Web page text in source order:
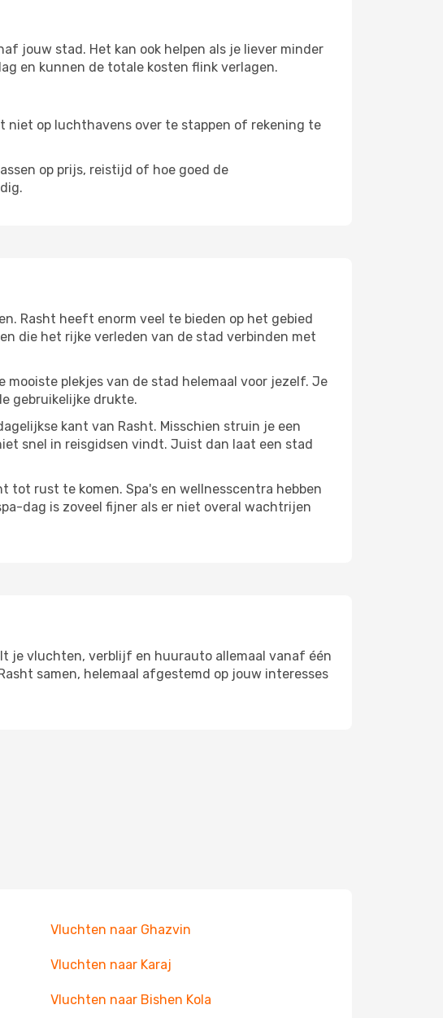
jouw stad. Het kan ook helpen als je liever minder
en kunnen de totale kosten flink verlagen.
niet op luchthavens over te stappen of rekening te
op prijs, reistijd of hoe goed de
Rasht heeft enorm veel te bieden op het gebied
die het rijke verleden van de stad verbinden met
mooiste plekjes van de stad helemaal voor jezelf. Je
gebruikelijke drukte.
kant van Rasht. Misschien struin je een
snel in reisgidsen vindt. Juist dan laat een stad
tot rust te komen. Spa's en wellnesscentra hebben
dag is zoveel fijner als er niet overal wachtrijen
je vluchten, verblijf en huurauto allemaal vanaf één
samen, helemaal afgestemd op jouw interesses
Vluchten naar Ghazvin
Vluchten naar Karaj
Vluchten naar Bishen Kola